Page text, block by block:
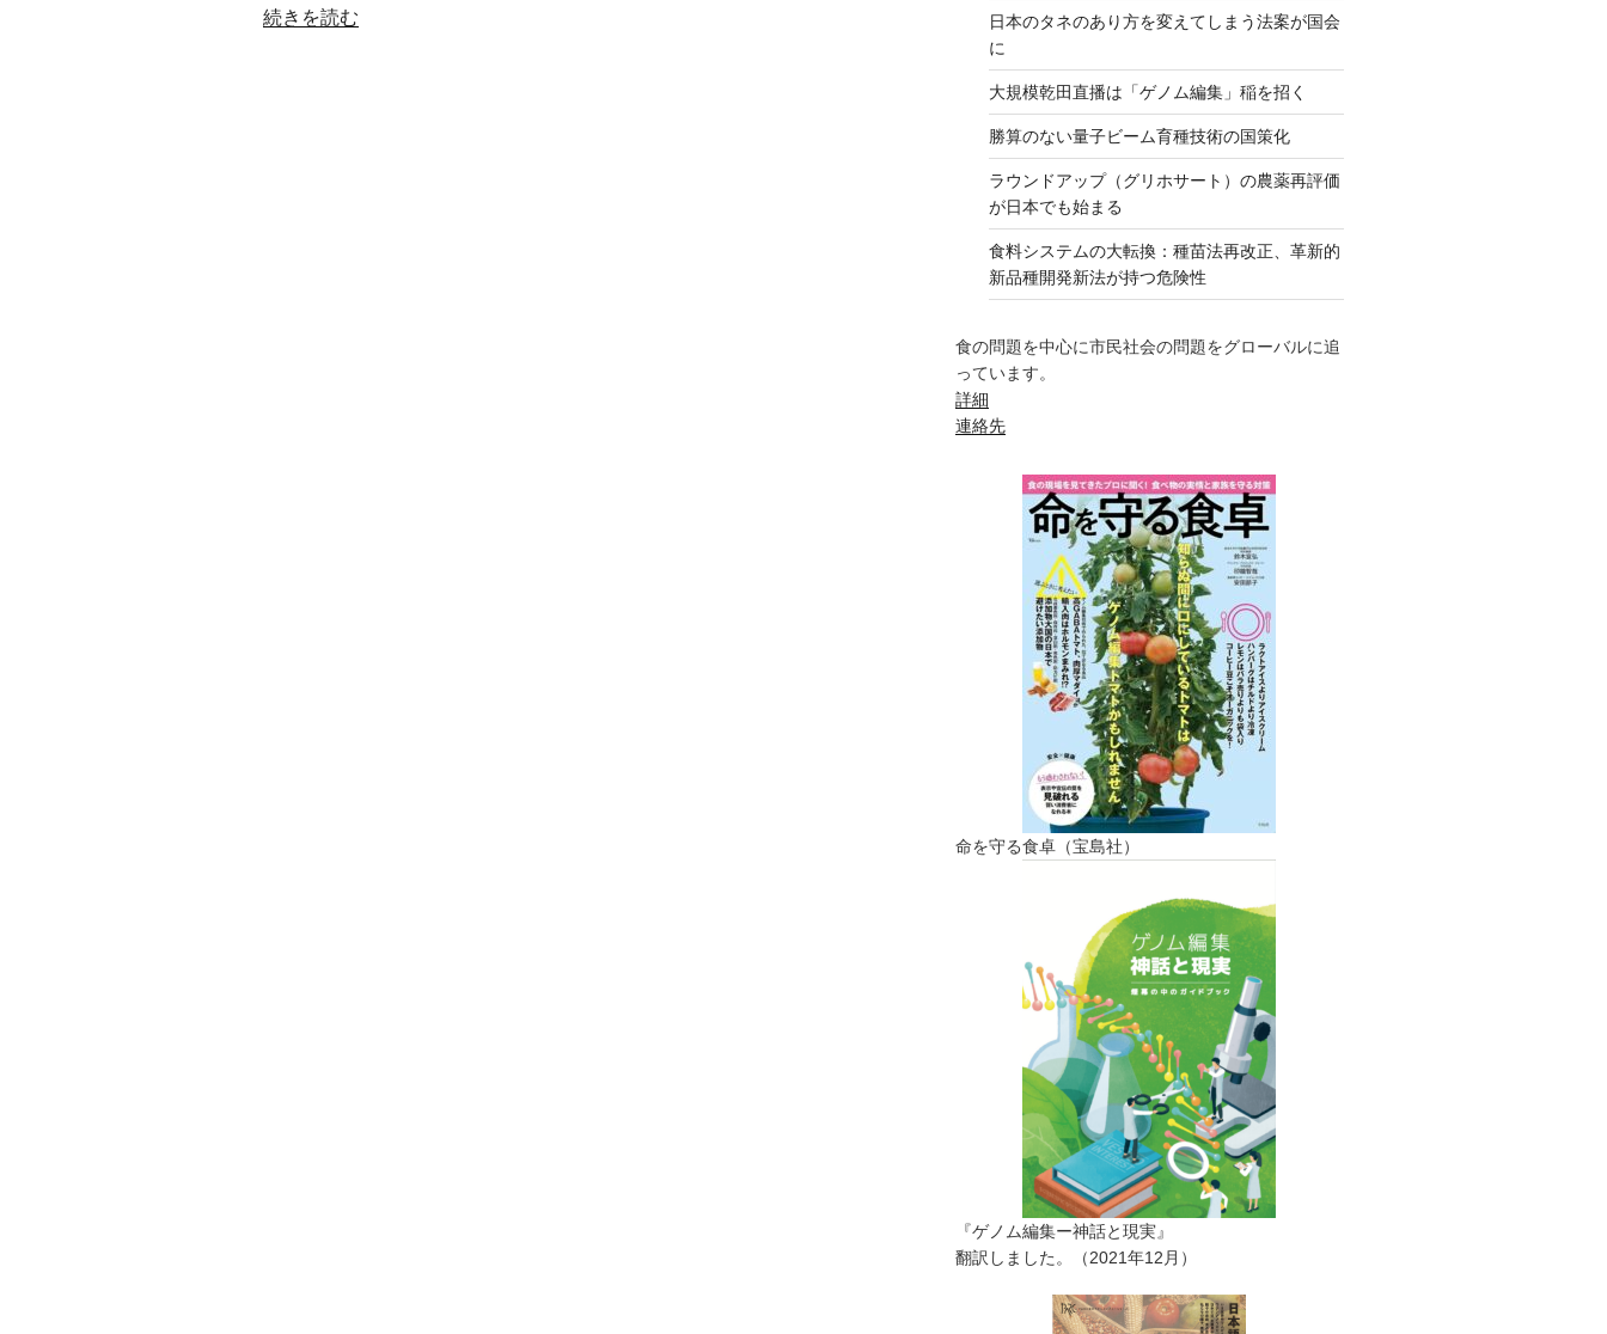
ム
“「ゲ
続きを読む
日本のタネのあり方を変えてしまう法案が国会
に
大規模乾田直播は「ゲノム編集」稲を招く
勝算のない量子ビーム育種技術の国策化
ラウンドアップ（グリホサート）の農薬再評価
が日本でも始まる
食料システムの大転換：種苗法再改正、革新的
新品種開発新法が持つ危険性
食の問題を中心に市民社会の問題をグローバルに追
っています。
詳細
連絡先
命を守る食卓（宝島社）
『ゲノム編集ー神話と現実』
翻訳しました。（2021年12月）